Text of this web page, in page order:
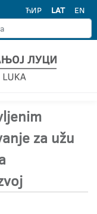
ЋИР LAT EN
za užu